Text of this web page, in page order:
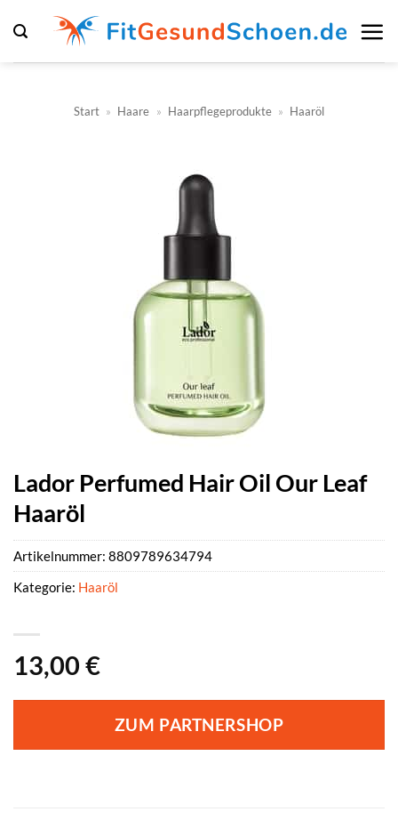
Inhalt
springen
Start » Haare » Haarpflegeprodukte » Haaröl
Lador Perfumed Hair Oil Our Leaf
Haaröl
13,00 €
ZUM PARTNERSHOP
Artikelnummer: 8809789634794
Kategorie: Haaröl